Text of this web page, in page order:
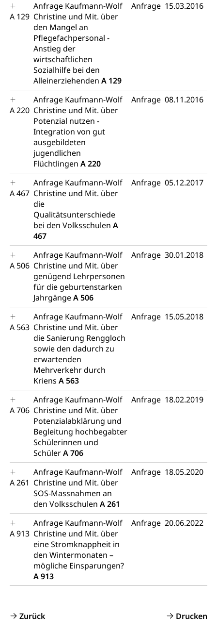
A 129
Anfrage Kaufmann-Wolf
Christine und Mit. über
den Mangel an
Pflegefachpersonal -
Anstieg der
wirtschaftlichen
Sozialhilfe bei den
Alleinerziehenden A 129
Anfrage 15.03.2016
A 220
Anfrage Kaufmann-Wolf
Christine und Mit. über
Potenzial nutzen -
Integration von gut
ausgebildeten
jugendlichen
Flüchtlingen A 220
Anfrage 08.11.2016
A 467
Anfrage Kaufmann-Wolf
Christine und Mit. über
die
Qualitätsunterschiede
bei den Volksschulen A
467
Anfrage 05.12.2017
A 506
Anfrage Kaufmann-Wolf
Christine und Mit. über
genügend Lehrpersonen
für die geburtenstarken
JahrgängeA 506
Anfrage 30.01.2018
A 563
Anfrage Kaufmann-Wolf
Christine und Mit. über
die Sanierung Renggloch
sowie den dadurch zu
erwartenden
Mehrverkehr durch
Kriens A 563
Anfrage 15.05.2018
A 706
Anfrage Kaufmann-Wolf
Christine und Mit. über
Potenzialabklärung und
Begleitung hochbegabter
Schülerinnen und
SchülerA 706
Anfrage 18.02.2019
A 261
Anfrage Kaufmann-Wolf
Christine und Mit. über
SOS-Massnahmen an
den Volksschulen A 261
Anfrage 18.05.2020
A 913
Anfrage Kaufmann-Wolf
Christine und Mit. über
eine Stromknappheit in
den Wintermonaten –
mögliche Einsparungen?
A 913
Anfrage 20.06.2022
Zurück Drucken
Gleichstellung aller Geschlechter und
Lebensformen
Gleichstellung Menschen mit
Schlichtungsbehörde Gleichstellung
Zivilverfahren
Zivilrecht, Zivilrechtspflege, Gerichtsverfahren
Bezirksgerichte: Aufgaben und Verfahren
Kosten im Zivilprozess
Betreibung und Konkurs
Bankrott, Schulden, Zahlungsunfähigkeit, Pfändung
Schulden (gruezi.lu.ch)
Betreibungsämter
Betreibungsverfahren
Konkursämter
Demokratie
Regierungsform, Stimm- und Wahlrecht,
Stimmrecht, Abstimmungen, Wahlen, politische
Parteien, Grundfreiheiten, Pluralismus
Kantonale Steuern
Finanzausgleich, Einkommenssteuer, Kopfsteuer,
Personalsteuer, Haushaltssteuer, Vermögenssteuer,
Verrechnungssteuer, Quellensteuer,
Grundstückgewinnsteuer, Liegenschaftssteuer,
Handänderungssteuer, Grundsteuer, Kirchensteuer,
Gewerbesteuer, Vergnügungssteuer,
Reklameplakatsteuer, Verkehrssteuer,
Erbschaftssteuer, Schenkungssteuer, Gewinn- und
Kapitalsteuer
Steuern (Dienststelle)
Ombudsstellen
Vermittler, Vermittlungsstelle, Schlichtungsstelle,
Vermittlung, Schlichtung, Mediation
Umgang mit Beschwerden (Volksschulen)
Beschwerde Strassenverkehrsamt
Beschwerdestelle Spitäler
Schlichtungsstelle SEG
Rassismus
Diskriminierung, Fremdenfeindlichkeit,
Gleichberechtigung
Anlaufstelle Schutz vor Diskriminierung
Schutz vor Diskriminierung
Strafregister und Strafverfahren
Strafrecht, Strafrechtspflege, Gerichtsverfahren,
Strafregistereintrag, Strafregisterauszug,
Kriminalität
Strafverfahren Staatsanwaltschaft
Strafregisterauszug bestellen (EJPD)
Vormundschaft
Vormund, Amtsvormund, Mündel,
Vormundschaftsbehörde, Kindesschutz,
Jugendschutz
Kindes- und Erwachsenenschutz KESB
Kindes- und Erwachsenenschutzbehörden im
Kanton Luzern
Umwelt und Bauen
Abfall
Abfallentsorgung, Kehrichtabfuhr, Müllabfuhr
Abfall und Entsorgung
Gemeindeverbände für Abfallentsorgung
Boden, Natur und Landschaft
Bodenschutz, Landschaftsschutz, Gewässerschutz,
Naturschutz, Umweltschutz
Natur (Dienststelle Landwirtschaft und
Natur- und Lanschaftsschutz (GEO-Portal